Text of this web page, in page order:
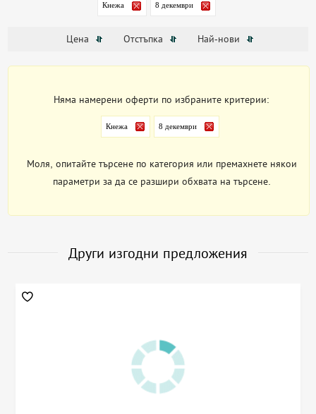
Кнежа 8 декември
Цена Отстъпка Най-нови
Няма намерени оферти по избраните критерии:
Кнежа 8 декември
Моля, опитайте търсене по категория или премахнете някои
параметри за да се разшири обхвата на търсене.
Други изгодни предложения